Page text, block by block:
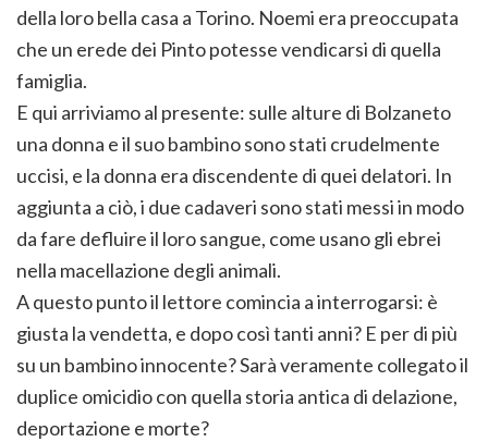
della loro bella casa a Torino. Noemi era preoccupata
che un erede dei Pinto potesse vendicarsi di quella
famiglia.
E qui arriviamo al presente: sulle alture di Bolzaneto
una donna e il suo bambino sono stati crudelmente
uccisi, e la donna era discendente di quei delatori. In
aggiunta a ciò, i due cadaveri sono stati messi in modo
da fare defluire il loro sangue, come usano gli ebrei
nella macellazione degli animali.
A questo punto il lettore comincia a interrogarsi: è
giusta la vendetta, e dopo così tanti anni? E per di più
su un bambino innocente? Sarà veramente collegato il
duplice omicidio con quella storia antica di delazione,
deportazione e morte?